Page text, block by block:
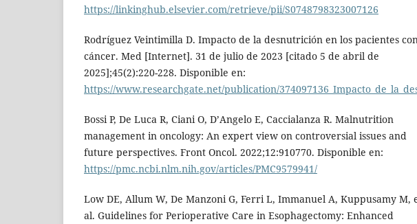
https://linkinghub.elsevier.com/retrieve/pii/S0748798323007126
Rodríguez Veintimilla D. Impacto de la desnutrición en los pacientes con
cáncer. Med [Internet]. 31 de julio de 2023 [citado 5 de abril de
2025];45(2):220-228. Disponible en:
https://www.researchgate.net/publication/
Bossi P, De Luca R, Ciani O, D’Angelo E, Caccialanza R. Malnutrition
management in oncology: An expert view on controversial issues and
future perspectives. Front Oncol. 2022;12:910770. Disponible en:
https://pmc.ncbi.nlm.nih.gov/articles/PMC9579941/
Low DE, Allum W, De Manzoni G, Ferri L, Immanuel A, Kuppusamy M,
al. Guidelines for Perioperative Care in Esophagectomy: Enhanced